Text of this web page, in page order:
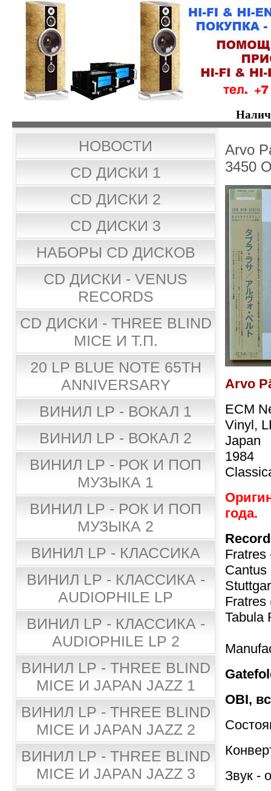
НОВОСТИ
CD ДИСКИ 1
CD ДИСКИ 2
CD ДИСКИ 3
НАБОРЫ CD ДИСКОВ
CD ДИСКИ - VENUS
RECORDS
CD ДИСКИ - THREE BLIND
MICE И Т.П.
20 LP BLUE NOTE 65TH
ANNIVERSARY
ВИНИЛ LP - ВОКАЛ 1
ВИНИЛ LP - ВОКАЛ 2
ВИНИЛ LP - РОК И ПОП
МУЗЫКА 1
ВИНИЛ LP - РОК И ПОП
МУЗЫКА 2
ВИНИЛ LP - КЛАССИКА
ВИНИЛ LP - КЛАССИКА -
AUDIOPHILE LP
ВИНИЛ LP - КЛАССИКА -
AUDIOPHILE LP 2
ВИНИЛ LP - THREE BLIND
MICE И JAPAN JAZZ 1
ВИНИЛ LP - THREE BLIND
MICE И JAPAN JAZZ 2
ВИНИЛ LP - THREE BLIND
MICE И JAPAN JAZZ 3
Arvo
3450
Arvo
ECM
Vinyl,
Japan
1984
года.
Fratres
Cantus
Fratres
Tabula
OBI,
Звук -